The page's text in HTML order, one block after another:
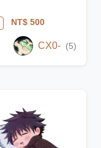
NT$ 500
CX0- (5)